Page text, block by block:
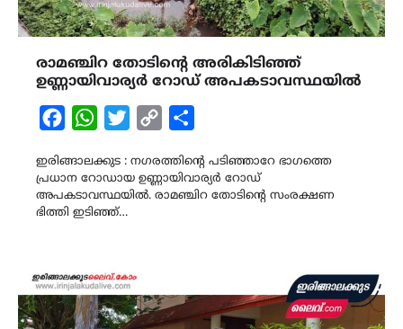
രാമഞ്ചിറ തോടിന്‍റെ അരികിടിഞ്ഞ്
ഉണ്ണായിവാര്യർ റോഡ് അപകടാവസ്ഥയിൽ
FacebookWhatsAppTwitterCopy
ഇരിങ്ങാലക്കുട : നഗരത്തിന്റെ പടിഞ്ഞാറേ ഭാഗത്തെ
പ്രധാന റോഡായ ഉണ്ണായിവാര്യർ റോഡ്
അപകടാവസ്ഥയിൽ. രാമഞ്ചിറ തോടിന്റെ സംരക്ഷണ
ഭിത്തി ഇടിഞ്ഞ്…